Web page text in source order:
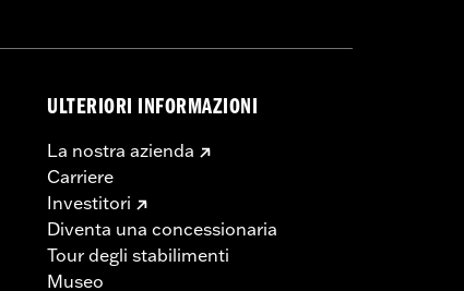
ULTERIORI INFORMAZIONI
La nostra azienda
Carriere
Investitori
Diventa una concessionaria
Tour degli stabilimenti
Museo